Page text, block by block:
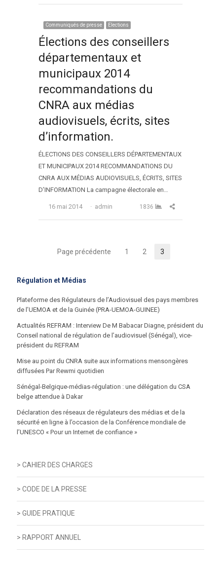
Communiqués de presse Elections
Élections des conseillers
départementaux et
municipaux 2014
recommandations du
CNRA aux médias
audiovisuels, écrits, sites
d’information.
ÉLECTIONS DES CONSEILLERS DÉPARTEMENTAUX
ET MUNICIPAUX 2014 RECOMMANDATIONS DU
CNRA AUX MÉDIAS AUDIOVISUELS, ÉCRITS, SITES
D’INFORMATION La campagne électorale en…
16 mai 2014 Auteur
admin 1836 Partager cet
Navigation
articles
Page précédente Page
1 Page
2 3
Régulation et Médias
Plateforme des Régulateurs de l’Audiovisuel des pays membres
de l’UEMOA et de la Guinée (PRA-UEMOA-GUINEE)
Actualités REFRAM : Interview De M Babacar Diagne, président du
Conseil national de régulation de l’audiovisuel (Sénégal), vice-
président du REFRAM
Mise au point du CNRA suite aux informations mensongères
diffusées Par Rewmi quotidien
Sénégal-Belgique-médias-régulation : une délégation du CSA
belge attendue à Dakar
Déclaration des réseaux de régulateurs des médias et de la
sécurité en ligne à l’occasion de la Conférence mondiale de
l’UNESCO « Pour un Internet de confiance »
> CAHIER DES CHARGES
> CODE DE LA PRESSE
> GUIDE PRATIQUE
> RAPPORT ANNUEL